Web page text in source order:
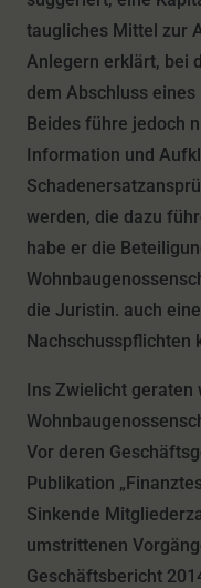
taugliches Mittel zur
Anlegern erklärt, bei
dem Abschluss
Beides führe jedoch
Information und
werden, die dazu
habe er die
die Juristin. auch
Nachschusspflichten
Ins Zwielicht geraten
Vor deren
Publikation
Sinkende
umstrittenen
Geschäftsbericht